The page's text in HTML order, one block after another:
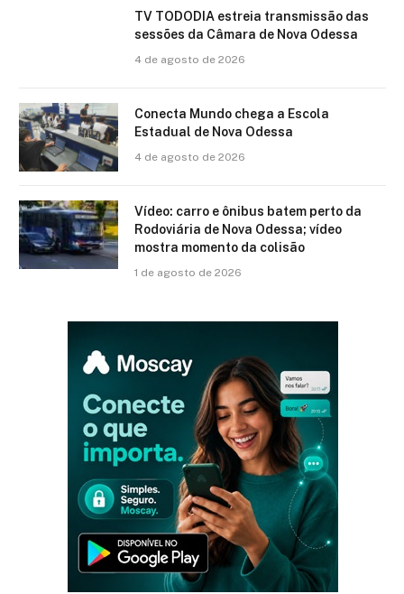
TV TODODIA estreia transmissão das
sessões da Câmara de Nova Odessa
4 de agosto de 2026
Conecta Mundo chega a Escola
Estadual de Nova Odessa
4 de agosto de 2026
Vídeo: carro e ônibus batem perto da
Rodoviária de Nova Odessa; vídeo
mostra momento da colisão
1 de agosto de 2026